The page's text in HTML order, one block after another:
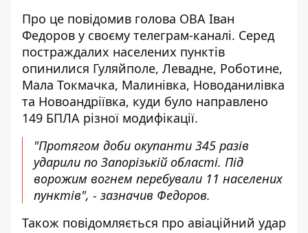
Про це повідомив голова ОВА Іван
Федоров у своєму телеграм-каналі. Серед
постраждалих населених пунктів
опинилися Гуляйполе, Левадне, Роботине,
Мала Токмачка, Малинівка, Новоданилівка
та Новоандріївка, куди було направлено
149 БПЛА різної модифікації.
"Протягом доби окупанти 345 разів
ударили по Запорізькій області. Під
ворожим вогнем перебували 11 населених
пунктів", - зазначив Федоров.
Також повідомляється про авіаційний удар